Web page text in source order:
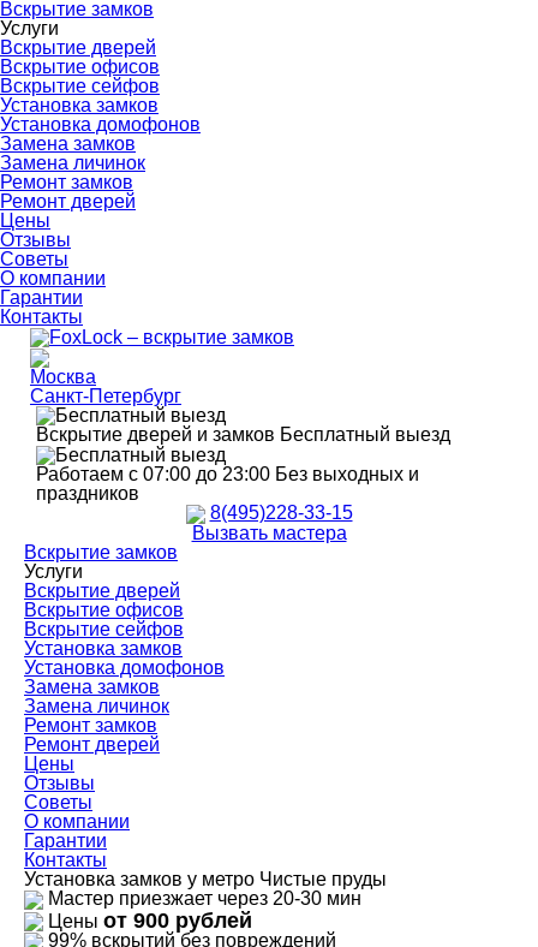
Вскрытие замков
Услуги
Вскрытие дверей
Вскрытие офисов
Вскрытие сейфов
Установка замков
Установка домофонов
Замена замков
Замена личинок
Ремонт замков
Ремонт дверей
Цены
Отзывы
Советы
О компании
Гарантии
Контакты
Москва
Санкт-Петербург
Вскрытие дверей и замков Бесплатный выезд
Работаем с 07:00 до 23:00 Без выходных и
праздников
8(495)228-33-15
Вызвать мастера
Вскрытие замков
Услуги
Вскрытие дверей
Вскрытие офисов
Вскрытие сейфов
Установка замков
Установка домофонов
Замена замков
Замена личинок
Ремонт замков
Ремонт дверей
Цены
Отзывы
Советы
О компании
Гарантии
Контакты
Установка замков у метро Чистые пруды
Мастер приезжает через 20-30 мин
Цены от 900 рублей
99% вскрытий без повреждений